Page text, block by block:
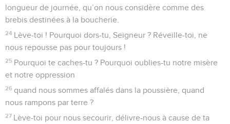
longueur de journée, qu’on nous considère comme des
brebis destinées à la boucherie.
24 Lève-toi ! Pourquoi dors-tu, Seigneur ? Réveille-toi, ne
nous repousse pas pour toujours !
25 Pourquoi te caches-tu ? Pourquoi oublies-tu notre misère
et notre oppression
26 quand nous sommes affalés dans la poussière, quand
nous rampons par terre ?
27 Lève-toi pour nous secourir, délivre-nous à cause de ta